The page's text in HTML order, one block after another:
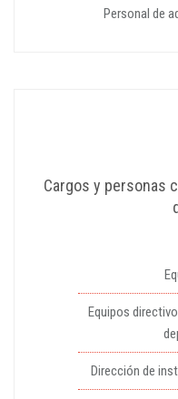
Personal de
Cargos y personas
Equipos
Dirección de